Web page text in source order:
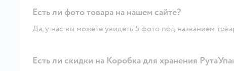
Есть ли фото товара на нашем сайте?
Да, у нас вы можете увидеть 5 фото под названием
Есть ли скидки на Коробка для хранения